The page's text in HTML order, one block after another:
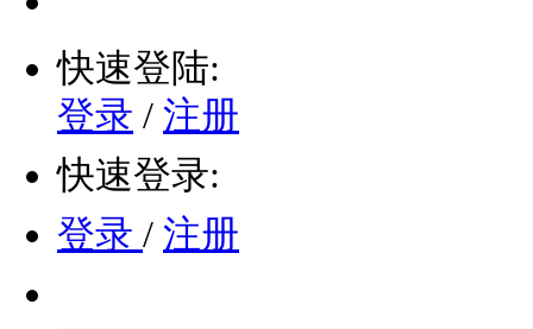
快速登陆:
登录 / 注册
快速登录:
登录 / 注册